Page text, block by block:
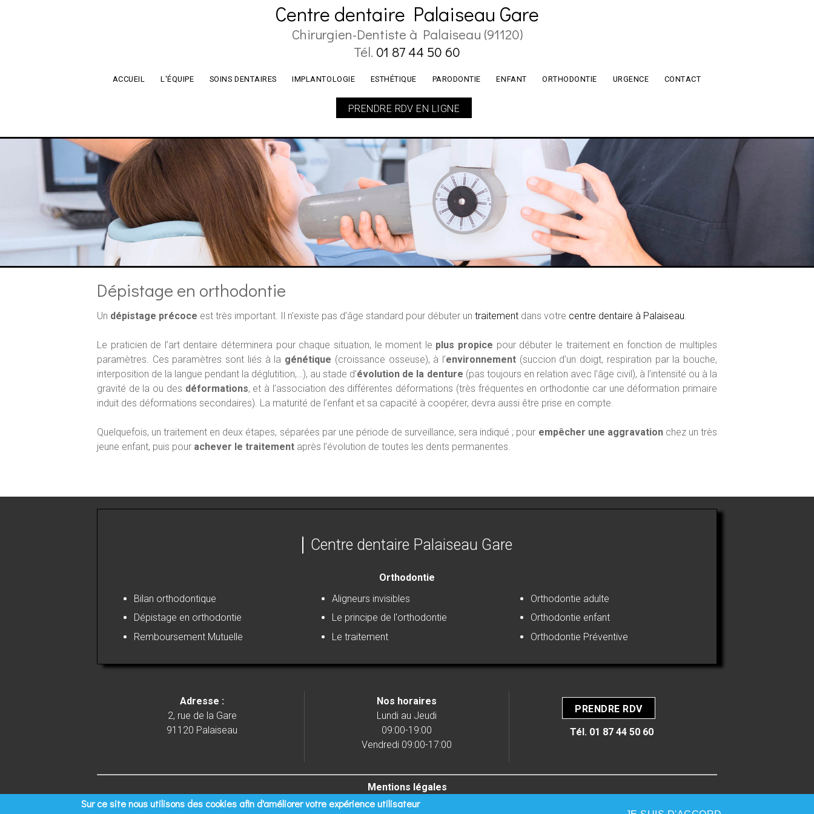
Centre dentaire Palaiseau Gare
Chirurgien-Dentiste à Palaiseau (91120)
Tél. 01 87 44 50 60
ACCUEIL L'ÉQUIPE SOINS DENTAIRES IMPLANTOLOGIE ESTHÉTIQUE PARODONTIE ENFANT ORTHODONTIE URGENCE CONTACT
PRENDRE RDV EN LIGNE
Dépistage en orthodontie
Un dépistage précoce est très important. Il n’existe pas d’âge standard pour débuter un traitement dans votre centre dentaire à Palaiseau.
Le praticien de l’art dentaire déterminera pour chaque situation, le moment le plus propice pour débuter le traitement en fonction de multiples
paramètres. Ces paramètres sont liés à la génétique (croissance osseuse), à l’environnement(succion d’un doigt, respiration par la bouche,
interposition de la langue pendant la déglutition,…), au stade d’évolution de la denture (pas toujours en relation avec l’âge civil), à l’intensité ou à la
gravité de la ou des déformations, et à l’association des différentes déformations (très fréquentes en orthodontie car une déformation primaire
induit des déformations secondaires). La maturité de l’enfant et sa capacité à coopérer, devra aussi être prise en compte.
Quelquefois, un traitement en deux étapes, séparées par une période de surveillance, sera indiqué ; pour empêcher une aggravationchez un très
jeune enfant, puis pour achever le traitement après l’évolution de toutes les dents permanentes.
Centre dentaire Palaiseau Gare
Orthodontie
Bilan orthodontique
Dépistage en orthodontie
Remboursement Mutuelle
Aligneurs invisibles
Le principe de l'orthodontie
Le traitement
Orthodontie adulte
Orthodontie enfant
Orthodontie Préventive
Adresse :
2, rue de la Gare
91120 Palaiseau
Nos horaires
Lundi au Jeudi
09:00-19:00
Vendredi 09:00-17:00
PRENDRE RDV
Tél. 01 87 44 50 60
Mentions légales
Honoraires -Infos Conseil de l'Ordre- site web du centre dentaire créé par
Sur ce site nous utilisons des cookies afin d'améliorer votre expérience utilisateur